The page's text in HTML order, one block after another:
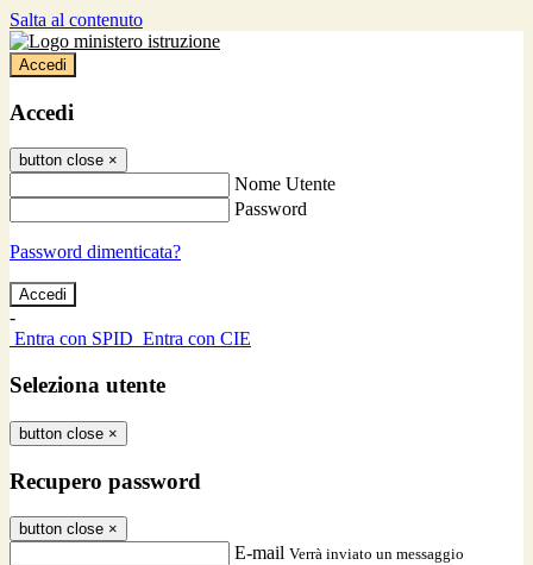
Salta al contenuto
Accedi
Accedi
button close ×
Nome Utente
Password
Password dimenticata?
-
Entra con SPID Entra con CIE
Seleziona utente
button close ×
Recupero password
button close ×
E-mail Verrà inviato un messaggio